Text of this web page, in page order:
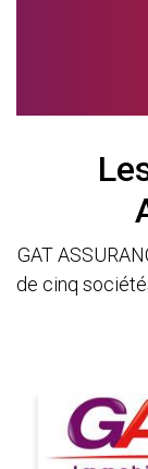
GAT
de cinq